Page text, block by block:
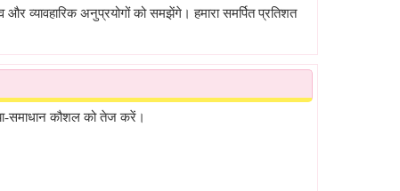
व्यावहारिक अनुप्रयोगों को समझेंगे। हमारा समर्पित प्रतिशत
समाधान कौशल को तेज करें।